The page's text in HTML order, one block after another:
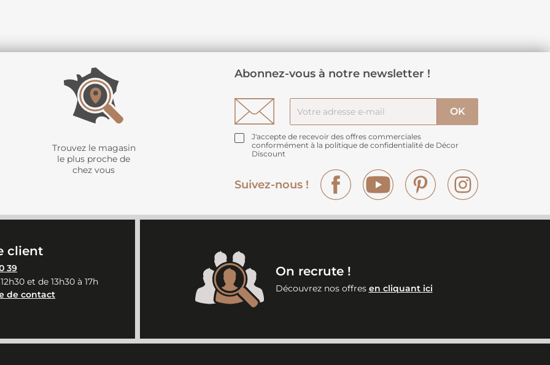
Trouvez le magasin
le plus proche de
chez vous
Abonnez-vous à notre newsletter !
J'accepte de recevoir des offres commerciales
conformément à la politique de confidentialité de Décor
Discount
Suivez-nous !
Facebook YouTube Pinterest
client
39
et de 13h30 à 17h
de contact
On recrute !
Découvrez nos offres en cliquant ici